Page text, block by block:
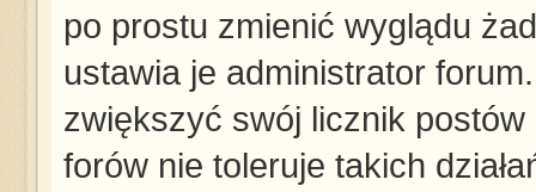
po prostu zmienić wyglądu
ustawia je administrator
zwiększyć swój licznik
forów nie toleruje takich